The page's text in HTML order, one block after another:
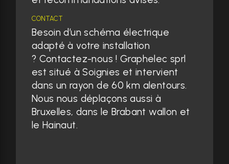
CONTACT
Besoin d’un schéma électrique
adapté à votre installation
? Contactez-nous ! Graphelec sprl
est situé à Soignies et intervient
dans un rayon de 60 km alentours.
Nous nous déplaçons aussi à
Bruxelles, dans le Brabant wallon et
le Hainaut.